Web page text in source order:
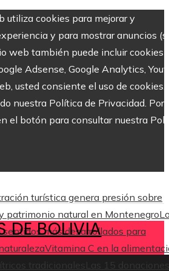
utiliza cookies para mejorar y
y para mostrar anuncios
web también puede incluir cookies
Adsense, Google Analytics,
usted consiente el uso de cookies.
nuestra Política de Privacidad. Por
el botón para consultar nuestra
turística genera presión sobre
patrimonio natural en Montenegro
más desarrollados para
Vitamina C en la
tradicionales
Las 15 donaciones
DE BOLIVIA